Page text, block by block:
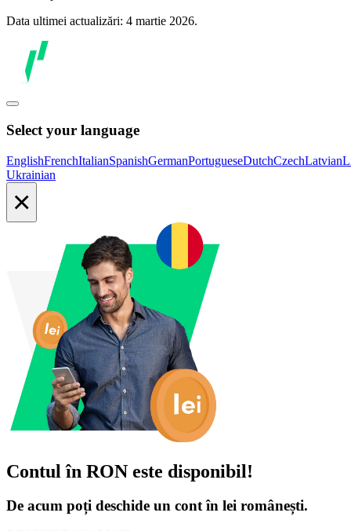
Data ultimei actualizări: 4 martie 2026.
Select your language
EnglishFrenchItalianSpanishGermanPortugueseDutchCzechLatvian
Ukrainian
×
Contul în RON este disponibil!
De acum poți deschide un cont în lei românești.